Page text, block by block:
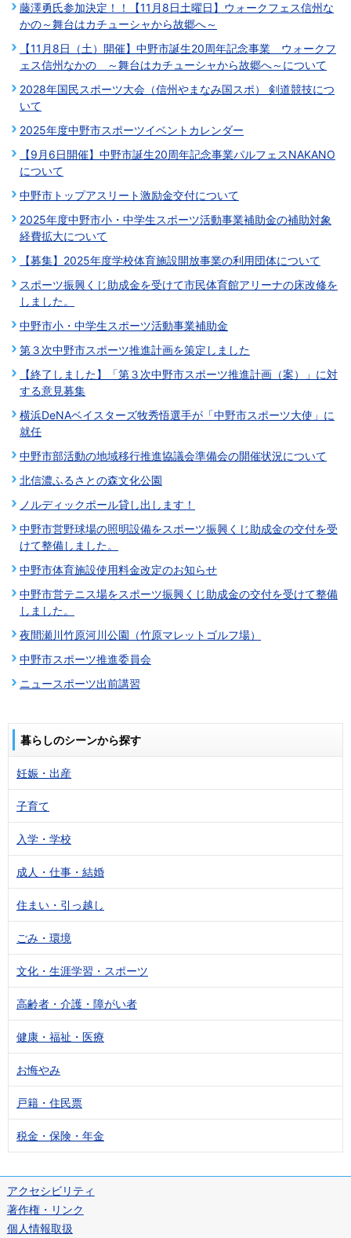
藤澤勇氏参加決定！！【11月8日土曜日】ウォークフェス信州な
かの～舞台はカチューシャから故郷へ～
【11月8日（土）開催】中野市誕生20周年記念事業 ウォークフ
ェス信州なかの ～舞台はカチューシャから故郷へ～について
2028年国民スポーツ大会（信州やまなみ国スポ） 剣道競技につ
いて
2025年度中野市スポーツイベントカレンダー
【9月6日開催】中野市誕生20周年記念事業パルフェスNAKANO
について
中野市トップアスリート激励金交付について
2025年度中野市小・中学生スポーツ活動事業補助金の補助対象
経費拡大について
【募集】2025年度学校体育施設開放事業の利用団体について
スポーツ振興くじ助成金を受けて市民体育館アリーナの床改修を
しました。
中野市小・中学生スポーツ活動事業補助金
第３次中野市スポーツ推進計画を策定しました
【終了しました】「第３次中野市スポーツ推進計画（案）」に対
する意見募集
横浜DeNAベイスターズ牧秀悟選手が「中野市スポーツ大使」に
就任
中野市部活動の地域移行推進協議会準備会の開催状況について
北信濃ふるさとの森文化公園
ノルディックポール貸し出します！
中野市営野球場の照明設備をスポーツ振興くじ助成金の交付を受
けて整備しました。
中野市体育施設使用料金改定のお知らせ
中野市営テニス場をスポーツ振興くじ助成金の交付を受けて整備
しました。
夜間瀬川竹原河川公園（竹原マレットゴルフ場）
中野市スポーツ推進委員会
ニュースポーツ出前講習
暮らしのシーンから探す
妊娠・出産
子育て
入学・学校
成人・仕事・結婚
住まい・引っ越し
ごみ・環境
文化・生涯学習・スポーツ
高齢者・介護・障がい者
健康・福祉・医療
お悔やみ
戸籍・住民票
税金・保険・年金
アクセシビリティ
著作権・リンク
個人情報取扱